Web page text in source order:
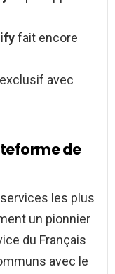
fait encore
avec
de
services les plus
un pionnier
du Français
avec le